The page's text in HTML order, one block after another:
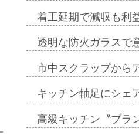
着工延期で減収も利
透明な防火ガラスで
市中スクラップから
キッチン軸足にシェ
高級キッチン〝ブラ